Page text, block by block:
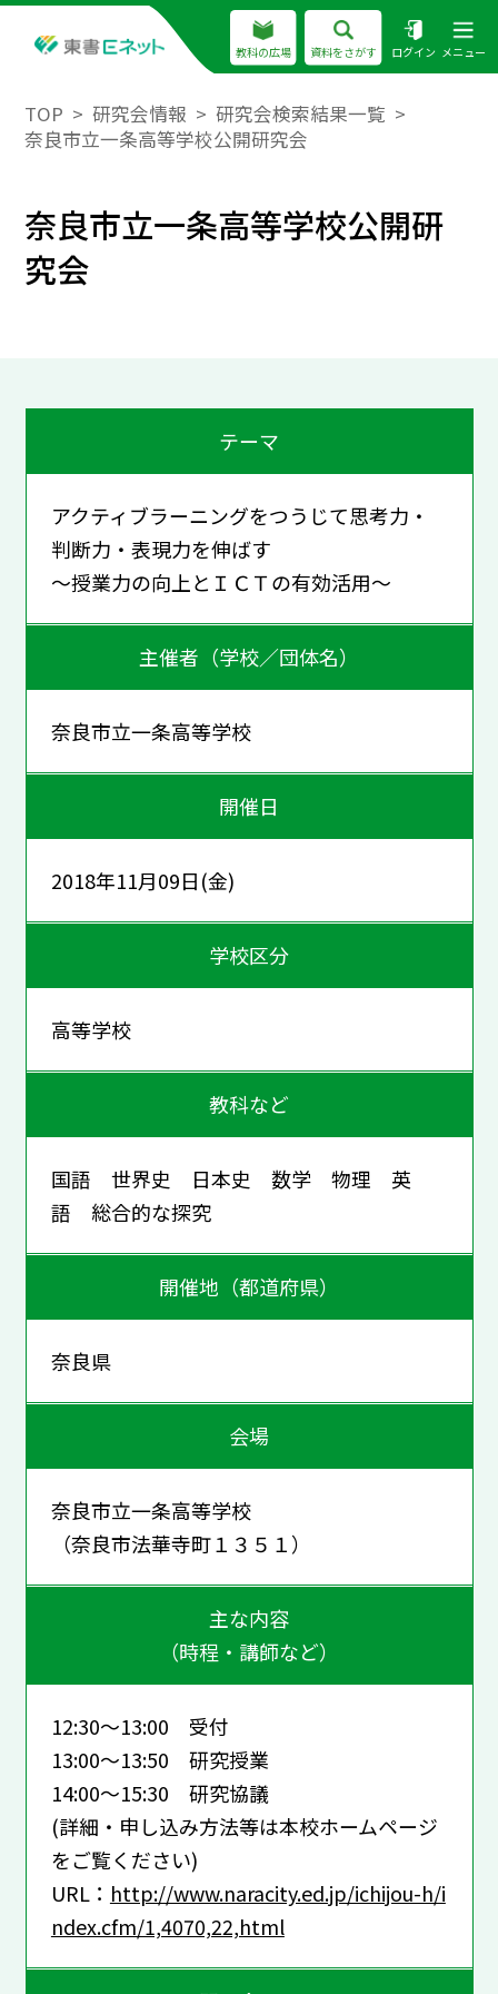
教科の広場 資料をさがす ログイン メニュー
TOP 研究会情報
研究会検索結果一覧
奈良市立一条高等学校公開研究会
奈良市立一条高等学校公開研
究会
テーマ
アクティブラーニングをつうじて思考力・
判断力・表現力を伸ばす
～授業力の向上とＩＣＴの有効活用～
主催者（学校／団体名）
奈良市立一条高等学校
開催日
2018年11月09日(金)
学校区分
高等学校
教科など
国語 世界史 日本史 数学 物理 英
語 総合的な探究
開催地（都道府県）
奈良県
会場
奈良市立一条高等学校
（奈良市法華寺町１３５１）
主な内容
（時程・講師など）
12:30～13:00 受付
13:00～13:50 研究授業
14:00～15:30 研究協議
(詳細・申し込み方法等は本校ホームページ
をご覧ください)
URL： http://www.naracity.ed.jp/ichijou-h/i
ndex.cfm/1,4070,22,html